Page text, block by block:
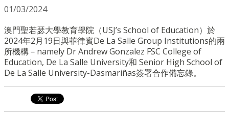
01/03/2024
澳門聖若瑟大學教育學院（USJ’s School of Education）於
2024年2月19日與菲律賓De La Salle Group Institutions的兩
所機構－namely Dr Andrew Gonzalez FSC College of
Education, De La Salle University和 Senior High School of
De La Salle University-Dasmariñas簽署合作備忘錄。